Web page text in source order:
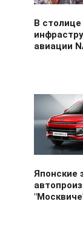
В
авиации
Японские